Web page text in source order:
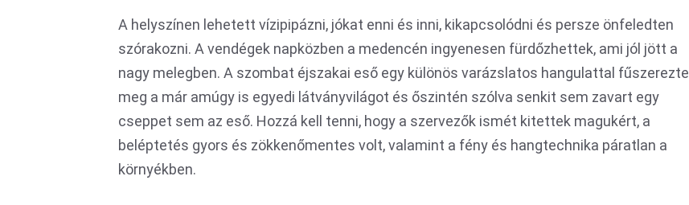
A helyszínen lehetett vízipipázni, jókat enni és inni, kikapcsolódni és persze önfeledten
szórakozni. A vendégek napközben a medencén ingyenesen fürdőzhettek, ami jól jött a
nagy melegben. A szombat éjszakai eső egy különös varázslatos hangulattal fűszerezte
meg a már amúgy is egyedi látványvilágot és őszintén szólva senkit sem zavart egy
cseppet sem az eső. Hozzá kell tenni, hogy a szervezők ismét kitettek magukért, a
beléptetés gyors és zökkenőmentes volt, valamint a fény és hangtechnika páratlan a
környékben.